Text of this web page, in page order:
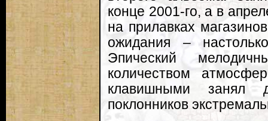
конце 2001-го, а в
на прилавках
ожидания –
Эпический
количеством
клавишными занял
поклонников